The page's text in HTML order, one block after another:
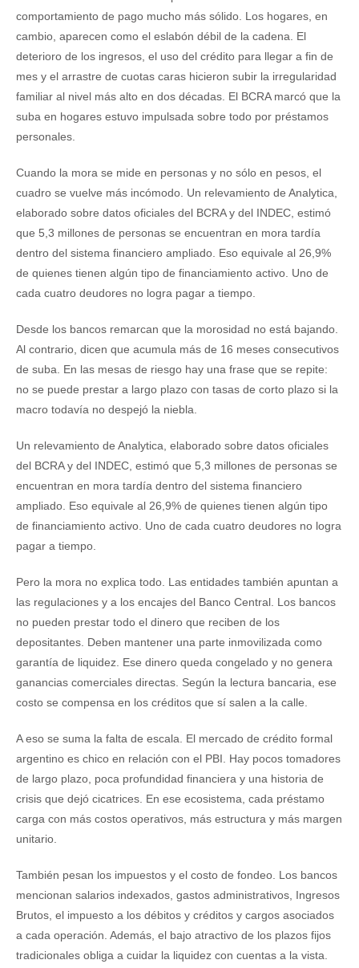
comportamiento de pago mucho más sólido. Los hogares, en
cambio, aparecen como el eslabón débil de la cadena. El
deterioro de los ingresos, el uso del crédito para llegar a fin de
mes y el arrastre de cuotas caras hicieron subir la irregularidad
familiar al nivel más alto en dos décadas. El BCRA marcó que la
suba en hogares estuvo impulsada sobre todo por préstamos
personales.
Cuando la mora se mide en personas y no sólo en pesos, el
cuadro se vuelve más incómodo. Un relevamiento de Analytica,
elaborado sobre datos oficiales del BCRA y del INDEC, estimó
que 5,3 millones de personas se encuentran en mora tardía
dentro del sistema financiero ampliado. Eso equivale al 26,9%
de quienes tienen algún tipo de financiamiento activo. Uno de
cada cuatro deudores no logra pagar a tiempo.
Desde los bancos remarcan que la morosidad no está bajando.
Al contrario, dicen que acumula más de 16 meses consecutivos
de suba. En las mesas de riesgo hay una frase que se repite:
no se puede prestar a largo plazo con tasas de corto plazo si la
macro todavía no despejó la niebla.
Un relevamiento de Analytica, elaborado sobre datos oficiales
del BCRA y del INDEC, estimó que 5,3 millones de personas se
encuentran en mora tardía dentro del sistema financiero
ampliado. Eso equivale al 26,9% de quienes tienen algún tipo
de financiamiento activo. Uno de cada cuatro deudores no logra
pagar a tiempo.
Pero la mora no explica todo. Las entidades también apuntan a
las regulaciones y a los encajes del Banco Central. Los bancos
no pueden prestar todo el dinero que reciben de los
depositantes. Deben mantener una parte inmovilizada como
garantía de liquidez. Ese dinero queda congelado y no genera
ganancias comerciales directas. Según la lectura bancaria, ese
costo se compensa en los créditos que sí salen a la calle.
A eso se suma la falta de escala. El mercado de crédito formal
argentino es chico en relación con el PBI. Hay pocos tomadores
de largo plazo, poca profundidad financiera y una historia de
crisis que dejó cicatrices. En ese ecosistema, cada préstamo
carga con más costos operativos, más estructura y más margen
unitario.
También pesan los impuestos y el costo de fondeo. Los bancos
mencionan salarios indexados, gastos administrativos, Ingresos
Brutos, el impuesto a los débitos y créditos y cargos asociados
a cada operación. Además, el bajo atractivo de los plazos fijos
tradicionales obliga a cuidar la liquidez con cuentas a la vista.